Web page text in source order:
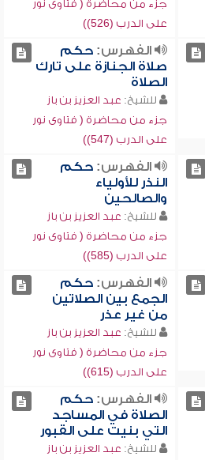
جزء من محاضرة ( فتاوى نور
على الدرب (526))
الفهرس:حكم
صلاة الجنازة على تارك
الصلاة
للشيخ: عبد العزيز بن باز
جزء من محاضرة ( فتاوى نور
على الدرب (547))
الفهرس:حكم
النذر للأولياء
والصالحين
للشيخ: عبد العزيز بن باز
جزء من محاضرة ( فتاوى نور
على الدرب (585))
الفهرس:حكم
الجمع بين الصلاتين
من غير عذر
للشيخ: عبد العزيز بن باز
جزء من محاضرة ( فتاوى نور
على الدرب (615))
الفهرس:حكم
الصلاة في المساجد
التي بنيت على القبور
للشيخ: عبد العزيز بن باز